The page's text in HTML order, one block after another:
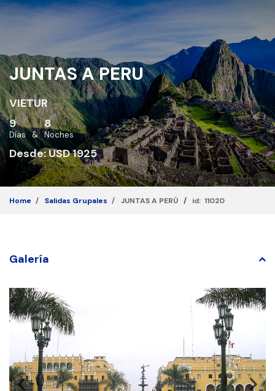
JUNTAS A PERU
VIETUR
9
Días &
8
Noches
Desde: USD 1925
Home Salidas Grupales JUNTAS A PERÚ / id: 11020
Galería